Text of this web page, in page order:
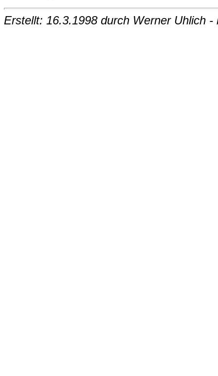
Erstellt: 16.3.1998 durch Werner Uhlich